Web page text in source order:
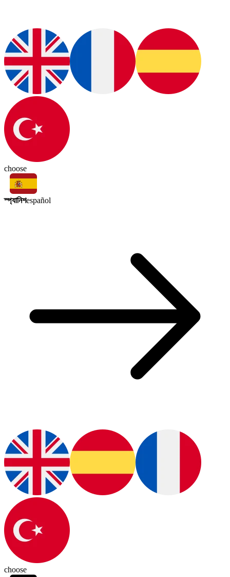
choose
স্প্যানিশespañol
choose